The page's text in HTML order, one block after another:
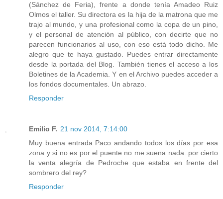
(Sánchez de Feria), frente a donde tenía Amadeo Ruiz
Olmos el taller. Su directora es la hija de la matrona que me
trajo al mundo, y una profesional como la copa de un pino,
y el personal de atención al público, con decirte que no
parecen funcionarios al uso, con eso está todo dicho. Me
alegro que te haya gustado. Puedes entrar directamente
desde la portada del Blog. También tienes el acceso a los
Boletines de la Academia. Y en el Archivo puedes acceder a
los fondos documentales. Un abrazo.
Responder
Emilio F. 21 nov 2014, 7:14:00
Muy buena entrada Paco andando todos los días por esa
zona y si no es por el puente no me suena nada..por cierto
la venta alegría de Pedroche que estaba en frente del
sombrero del rey?
Responder